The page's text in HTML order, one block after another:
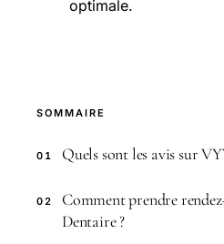
optimale.
SOMMAIRE
01 Quels sont les avis sur
02
Comment prendre
Dentaire ?